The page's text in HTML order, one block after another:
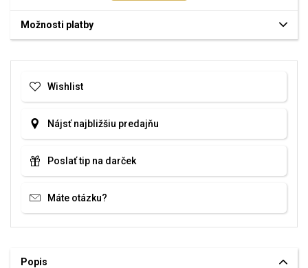
Možnosti platby
Wishlist
Nájsť najbližšiu predajňu
Poslať tip na darček
Máte otázku?
Popis